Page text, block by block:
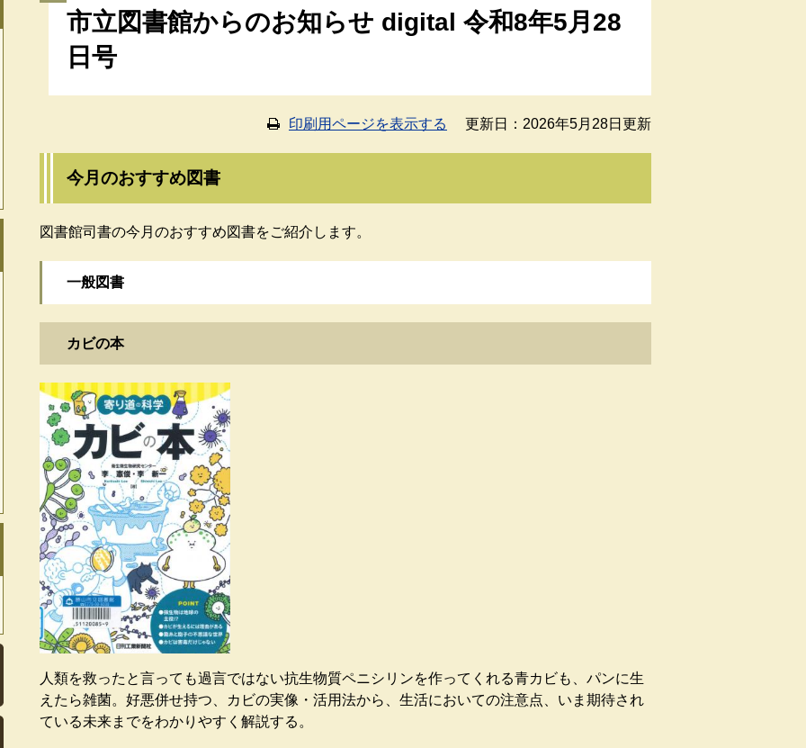
市立図書館からのお知らせ digital 令和8年5月28
日号
印刷用ページを表示する 更新日：2026年5月28日更新
今月のおすすめ図書​
図書館司書の今月のおすすめ図書をご紹介します。
一般図書
カビの本
人類を救ったと言っても過言ではない抗生物質ペニシリンを作ってくれる青カビも、パンに生
えたら雑菌。好悪併せ持つ、カビの実像・活用法から、生活においての注意点、いま期待され
ている未来までをわかりやすく解説する。